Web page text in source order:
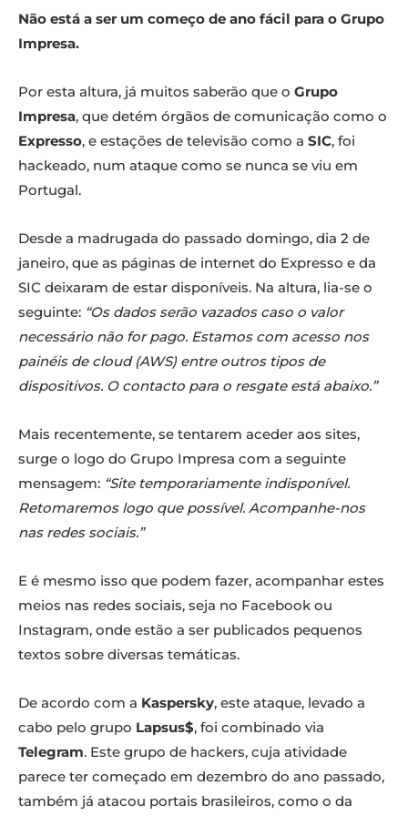
Não está a ser um começo de ano fácil para o Grupo
Impresa.
Por esta altura, já muitos saberão que o Grupo
Impresa, que detém órgãos de comunicação como o
Expresso, e estações de televisão como a SIC, foi
hackeado, num ataque como se nunca se viu em
Portugal.
Desde a madrugada do passado domingo, dia 2 de
janeiro, que as páginas de internet do Expresso e da
SIC deixaram de estar disponíveis. Na altura, lia-se o
seguinte: “Os dados serão vazados caso o valor
necessário não for pago. Estamos com acesso nos
painéis de cloud (AWS) entre outros tipos de
dispositivos. O contacto para o resgate está abaixo.”
Mais recentemente, se tentarem aceder aos sites,
surge o logo do Grupo Impresa com a seguinte
mensagem: “Site temporariamente indisponível.
Retomaremos logo que possível. Acompanhe-nos
nas redes sociais.”
E é mesmo isso que podem fazer, acompanhar estes
meios nas redes sociais, seja no Facebook ou
Instagram, onde estão a ser publicados pequenos
textos sobre diversas temáticas.
De acordo com a Kaspersky, este ataque, levado a
cabo pelo grupo Lapsus$, foi combinado via
Telegram. Este grupo de hackers, cuja atividade
parece ter começado em dezembro do ano passado,
também já atacou portais brasileiros, como o da